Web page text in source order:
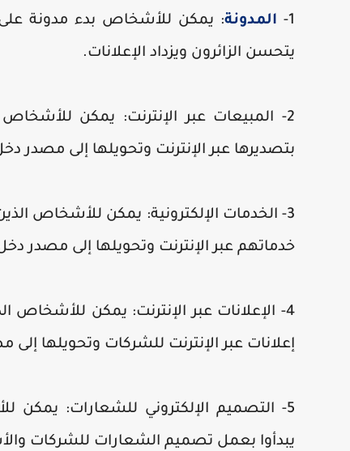
1- المدونة: يمكن للأشخاص بدء مدونة على
يتحسن الزائرون ويزداد الإعلانات.
2- المبيعات عبر الإنترنت: يمكن
بتصديرها عبر الإنترنت وتحويلها إلى مصدر
3- الخدمات الإلكترونية: يمكن للأشخاص
خدماتهم عبر الإنترنت وتحويلها إلى مصدر
4- الإعلانات عبر الإنترنت: يمكن للأشخاص
إعلانات عبر الإنترنت للشركات وتحويلها
5- التصميم الإلكتروني للشعارات: يمكن
يبدأوا بعمل تصميم الشعارات للشركات